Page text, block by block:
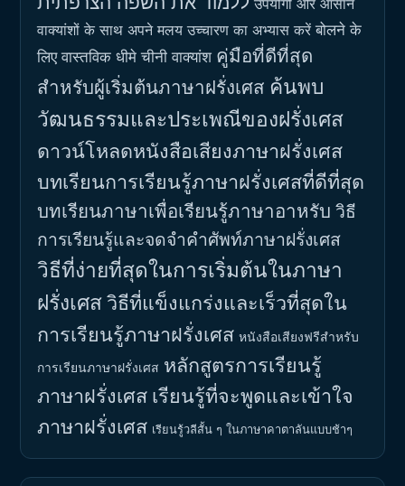
वाक्यांशों के साथ अपने मलय उच्चारण का अभ्यास करें बोलने के
लिए वास्तविक धीमे चीनी वाक्यांश คู่มือที่ดีที่สุด
สำหรับผู้เริ่มต้นภาษาฝรั่งเศส ค้นพบ
วัฒนธรรมและประเพณีของฝรั่งเศส
ดาวน์โหลดหนังสือเสียงภาษาฝรั่งเศส
บทเรียนการเรียนรู้ภาษาฝรั่งเศสที่ดีที่สุด
บทเรียนภาษาเพื่อเรียนรู้ภาษาอาหรับ วิธี
การเรียนรู้และจดจำคำศัพท์ภาษาฝรั่งเศส
วิธีที่ง่ายที่สุดในการเริ่มต้นในภาษา
ฝรั่งเศสวิธีที่แข็งแกร่งและเร็วที่สุดใน
การเรียนรู้ภาษาฝรั่งเศส หนังสือเสียงฟรีสำหรับ
การเรียนภาษาฝรั่งเศส หลักสูตรการเรียนรู้
ภาษาฝรั่งเศส เรียนรู้ที่จะพูดและเข้าใจ
ภาษาฝรั่งเศส เรียนรู้วลีสั้น ๆ ในภาษาคาตาลันแบบช้าๆ